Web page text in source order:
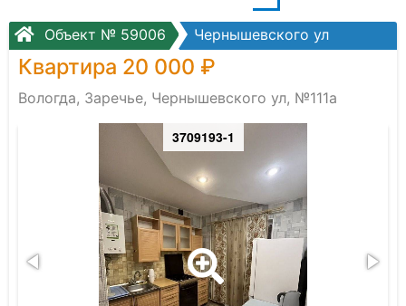
Объект № 59006 Чернышевского ул
Квартира 20 000 ₽
Вологда, Заречье, Чернышевского ул, №111а
3709193-1